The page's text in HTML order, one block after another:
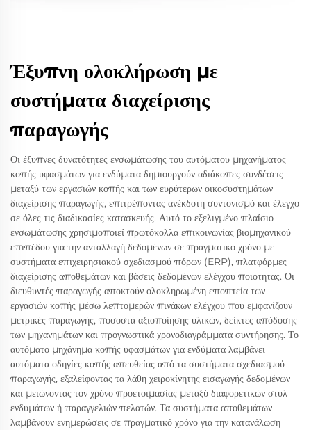
Έξυπνη ολοκλήρωση με
συστήματα διαχείρισης
παραγωγής
Οι έξυπνες δυνατότητες ενσωμάτωσης του αυτόματου μηχανήματος
κοπής υφασμάτων για ενδύματα δημιουργούν αδιάκοπες συνδέσεις
μεταξύ των εργασιών κοπής και των ευρύτερων οικοσυστημάτων
διαχείρισης παραγωγής, επιτρέποντας ανέκδοτη συντονισμό και έλεγχο
σε όλες τις διαδικασίες κατασκευής. Αυτό το εξελιγμένο πλαίσιο
ενσωμάτωσης χρησιμοποιεί πρωτόκολλα επικοινωνίας βιομηχανικού
επιπέδου για την ανταλλαγή δεδομένων σε πραγματικό χρόνο με
συστήματα επιχειρησιακού σχεδιασμού πόρων (ERP), πλατφόρμες
διαχείρισης αποθεμάτων και βάσεις δεδομένων ελέγχου ποιότητας. Οι
διευθυντές παραγωγής αποκτούν ολοκληρωμένη εποπτεία των
εργασιών κοπής μέσω λεπτομερών πινάκων ελέγχου που εμφανίζουν
μετρικές παραγωγής, ποσοστά αξιοποίησης υλικών, δείκτες απόδοσης
των μηχανημάτων και προγνωστικά χρονοδιαγράμματα συντήρησης. Το
αυτόματο μηχάνημα κοπής υφασμάτων για ενδύματα λαμβάνει
αυτόματα οδηγίες κοπής απευθείας από τα συστήματα σχεδιασμού
παραγωγής, εξαλείφοντας τα λάθη χειροκίνητης εισαγωγής δεδομένων
και μειώνοντας τον χρόνο προετοιμασίας μεταξύ διαφορετικών στυλ
ενδυμάτων ή παραγγελιών πελατών. Τα συστήματα αποθεμάτων
λαμβάνουν ενημερώσεις σε πραγματικό χρόνο για την κατανάλωση